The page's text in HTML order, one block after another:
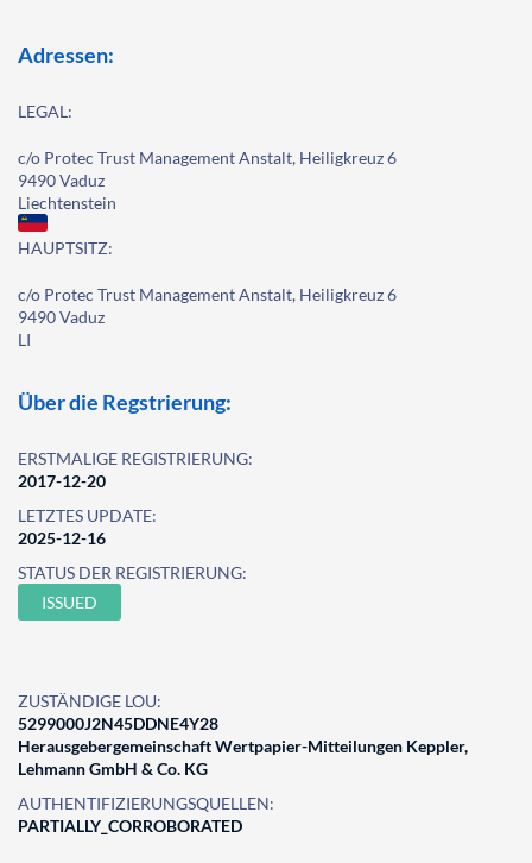
Adressen:
LEGAL:
c/o Protec Trust Management Anstalt, Heiligkreuz 6
9490 Vaduz
Liechtenstein
HAUPTSITZ:
c/o Protec Trust Management Anstalt, Heiligkreuz 6
9490 Vaduz
LI
Über die Regstrierung:
ERSTMALIGE REGISTRIERUNG:
2017-12-20
LETZTES UPDATE:
2025-12-16
STATUS DER REGISTRIERUNG:
ISSUED
ZUSTÄNDIGE LOU:
5299000J2N45DDNE4Y28
Herausgebergemeinschaft Wertpapier-Mitteilungen Keppler,
Lehmann GmbH & Co. KG
AUTHENTIFIZIERUNGSQUELLEN:
PARTIALLY_CORROBORATED